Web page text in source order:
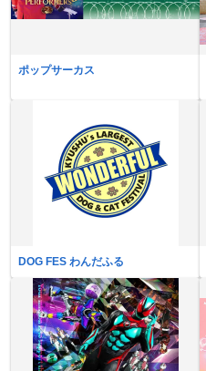
ポップサーカス
DOG FES わんだふる